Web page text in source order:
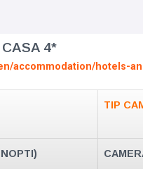
CASA 4*
accommodation/hotels-
TIP